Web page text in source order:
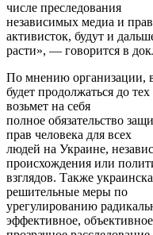
числе преследования
независимых медиа и
активисток, будут и
расти», — говорится в
По мнению организации,
будет продолжаться до
возьмет на себя
полное обязательство
прав человека для всех
людей на Украине,
происхождения или
взглядов. Также
решительные меры по
урегулированию
эффективное,